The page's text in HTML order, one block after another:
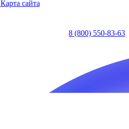
Карта сайта
8 (800) 550-83-63